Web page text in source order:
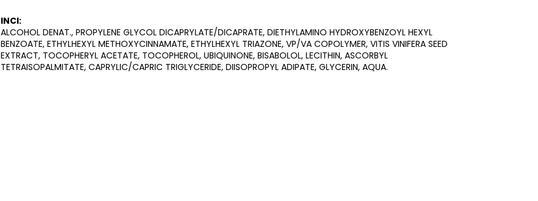
INCI:
ALCOHOL DENAT., PROPYLENE GLYCOL DICAPRYLATE/DICAPRATE, DIETHYLAMINO HYDROXYBENZOYL HEXYL
BENZOATE, ETHYLHEXYL METHOXYCINNAMATE, ETHYLHEXYL TRIAZONE, VP/VA COPOLYMER, VITIS VINIFERA SEED
EXTRACT, TOCOPHERYL ACETATE, TOCOPHEROL, UBIQUINONE, BISABOLOL, LECITHIN, ASCORBYL
TETRAISOPALMITATE, CAPRYLIC/CAPRIC TRIGLYCERIDE, DIISOPROPYL ADIPATE, GLYCERIN, AQUA.